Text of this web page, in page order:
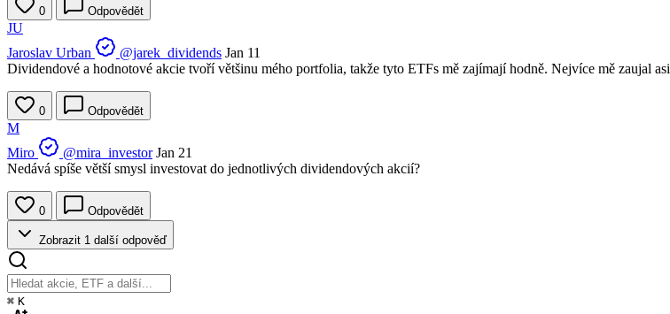
0 Odpovědět
JU
Jaroslav Urban
@jarek_dividends Jan 11
Dividendové a hodnotové akcie tvoří většinu mého portfolia, takže tyto ETFs mě zajímají hodně. Nejvíce mě zaujal asi
0 Odpovědět
M
Miro
@mira_investor Jan 21
Nedává spíše větší smysl investovat do jednotlivých dividendových akcií?
0 Odpovědět
Zobrazit 1 další odpověď
⌘ K